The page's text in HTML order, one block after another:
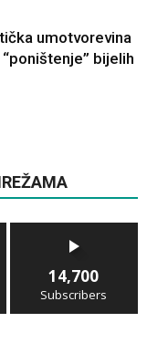
umotvorevina
bijelih
14,700
Subscribers